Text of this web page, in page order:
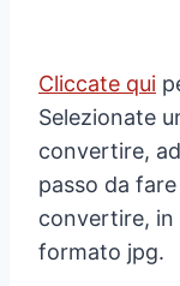
Cliccate qui
Selezionate
convertire,
passo da
convertire, in
formato jpg.